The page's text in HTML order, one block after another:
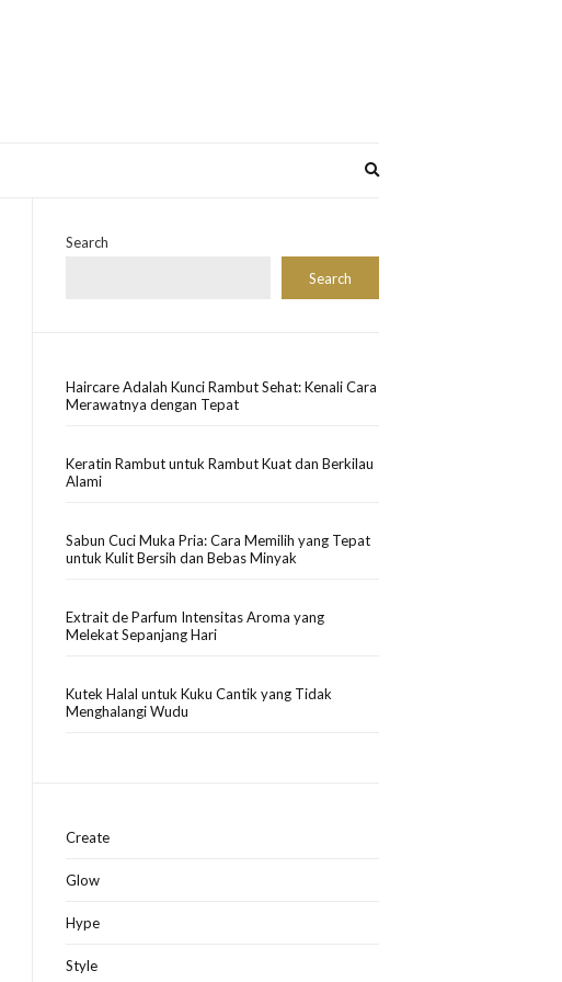
Search
Search
Haircare Adalah Kunci Rambut Sehat: Kenali Cara
Merawatnya dengan Tepat
Keratin Rambut untuk Rambut Kuat dan Berkilau
Alami
Sabun Cuci Muka Pria: Cara Memilih yang Tepat
untuk Kulit Bersih dan Bebas Minyak
Extrait de Parfum Intensitas Aroma yang
Melekat Sepanjang Hari
Kutek Halal untuk Kuku Cantik yang Tidak
Menghalangi Wudu
Create
Glow
Hype
Style